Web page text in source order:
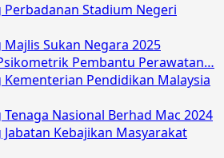
Perbadanan Stadium Negeri
Majlis Sukan Negara 2025
Pembantu Perawatan…
Kementerian Pendidikan Malaysia
Tenaga Nasional Berhad Mac 2024
Jabatan Kebajikan Masyarakat